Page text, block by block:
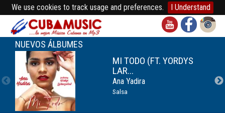
We use cookies to track usage and preferences. I Understand
NUEVOS ÁLBUMES
MI TODO (FT. YORDYS
LAR...
Ana Yadira
Salsa